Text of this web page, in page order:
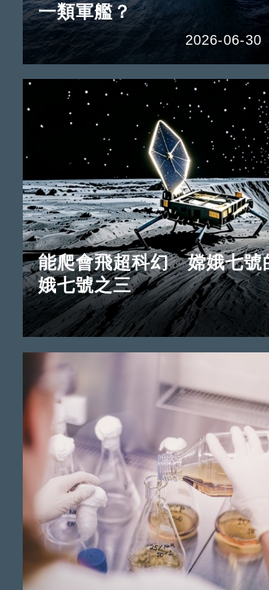
一類軍艦？
2026-06-30
能爬會飛超科幻 嫦娥七號
娥七號之三